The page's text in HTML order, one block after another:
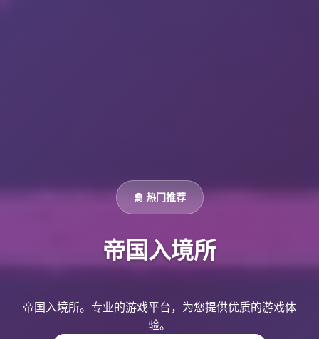
🛅 热门推荐
帝国入境所
帝国入境所。专业的游戏平台，为您提供优质的游戏体
验。